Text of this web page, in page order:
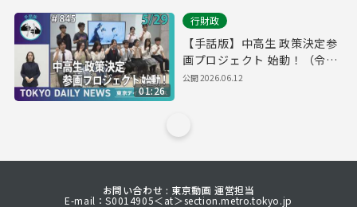
01:26
行財政
【手話版】中高生 政策決定参
画プロジェクト 始動！（令和
8年5月29日 東京デイリーニュ
公開2026.06.12
お問い合わせ : 東京動画 運営担当
E-mail：S0014905＜at＞section.metro.tokyo.jp